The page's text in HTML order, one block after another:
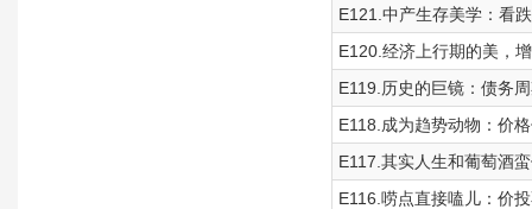
E121.中产生存美学：看
E120.经济上行期的美，
E119.历史的巨镜：债务
E118.成为趋势动物：价
E117.其实人生和葡萄酒
E116.唠点直接嗑儿：价